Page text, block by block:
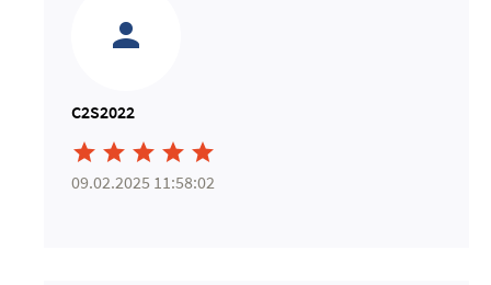
C2S2022
    
09.02.2025 11:58:02